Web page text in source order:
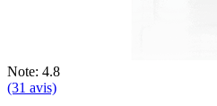
Note: 4.8
(31 avis)